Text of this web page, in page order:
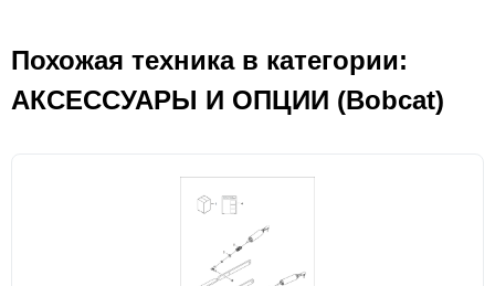
Похожая техника в категории:
АКСЕСCУАРЫ И ОПЦИИ (Bobcat)